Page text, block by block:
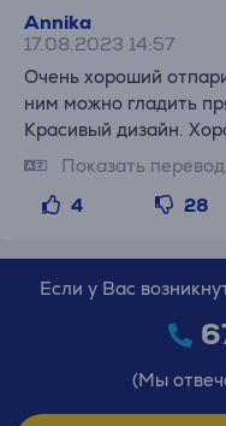
Annika
17.08.2023 14:57
Очень хороший
ним можно гладить
Красивый дизайн.
Показать перевод
4
28
Если у Вас
(Мы